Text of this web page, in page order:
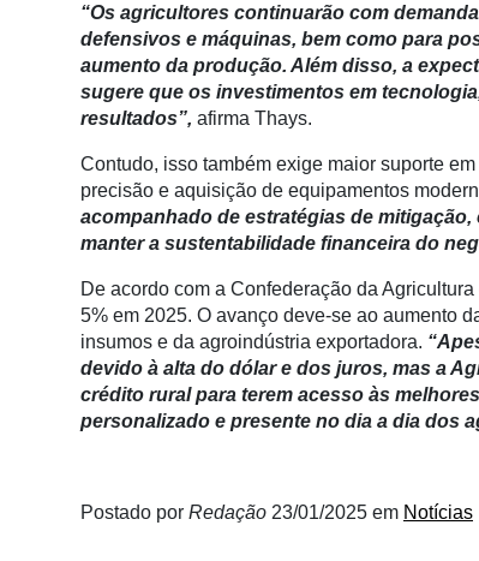
Liberali
Netrin
Néctar
Tecprime
Agro
Consulting
Manager
“Os agricultores continuarão com
defensivos e máquinas, bem como para
aumento da produção. Além disso, a
sugere que os investimentos em
resultados”, afirma Thays.
Contudo, isso também exige maior suporte
precisão e aquisição de equipamentos
acompanhado de estratégias de
manter a sustentabilidade financeira do
De acordo com a Confederação da
5% em 2025. O avanço deve-se ao aumento
insumos e da agroindústria exportadora.
devido à alta do dólar e dos juros, mas a
crédito rural para terem acesso às
personalizado e presente no dia a dia dos
Postado por Redação 23/01/2025 em Notícias